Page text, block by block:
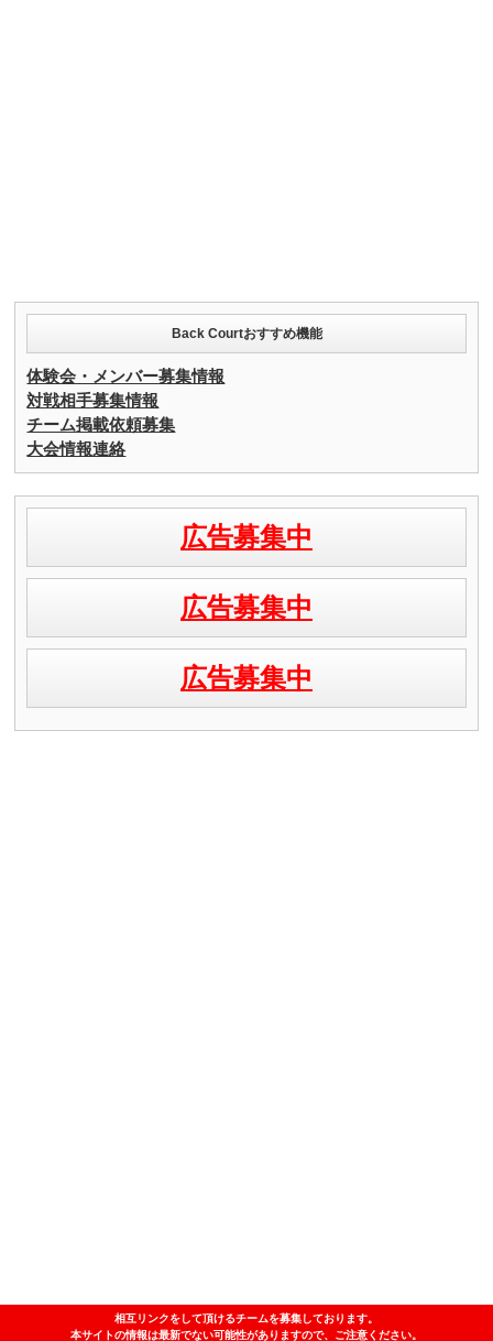
Back Courtおすすめ機能
体験会・メンバー募集情報
対戦相手募集情報
チーム掲載依頼募集
大会情報連絡
広告募集中
広告募集中
広告募集中
相互リンクをして頂けるチームを募集しております。
本サイトの情報は最新でない可能性がありますので、ご注意ください。